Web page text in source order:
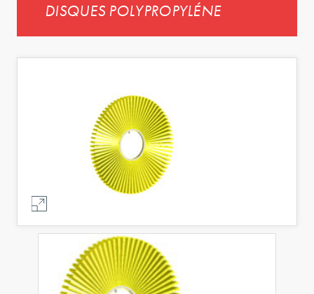
DISQUES POLYPROPYLÉNE